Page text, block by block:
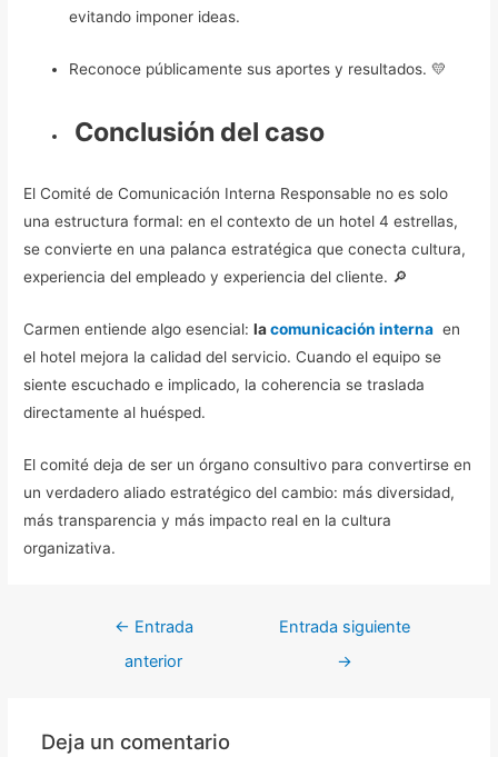
evitando imponer ideas.
Reconoce públicamente sus aportes y resultados. 💛
Conclusión del caso
El Comité de Comunicación Interna Responsable no es solo
una estructura formal: en el contexto de un hotel 4 estrellas,
se convierte en una palanca estratégica que conecta cultura,
experiencia del empleado y experiencia del cliente. 🔎
Carmen entiende algo esencial:lacomunicación interna en
el hotel mejora la calidad del servicio. Cuando el equipo se
siente escuchado e implicado, la coherencia se traslada
directamente al huésped.
El comité deja de ser un órgano consultivo para convertirse en
un verdadero aliado estratégico del cambio: más diversidad,
más transparencia y más impacto real en la cultura
organizativa.
← Entrada
anterior
Entrada siguiente
→
Deja un comentario